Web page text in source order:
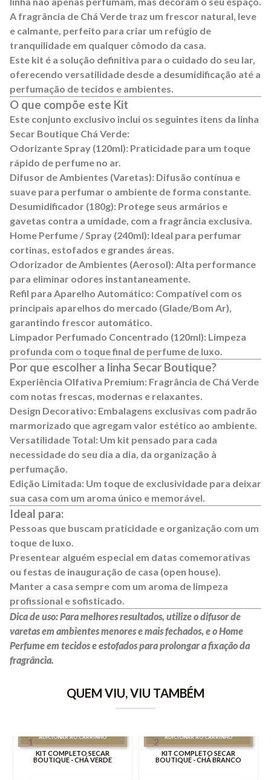
A fragrância de Chá Verde traz um frescor natural, leve
e calmante, perfeito para criar um refúgio de
tranquilidade em qualquer cômodo da casa.
Este kit é a solução definitiva para o cuidado do seu lar,
oferecendo versatilidade desde a desumidificação até a
perfumação de tecidos e ambientes.
O que compõe este Kit
Este conjunto exclusivo inclui os seguintes itens da linha
Secar Boutique Chá Verde:
Odorizante Spray (120ml): Praticidade para um toque
rápido de perfume no ar.
Difusor de Ambientes (Varetas): Difusão contínua e
suave para perfumar o ambiente de forma constante.
Desumidificador (180g): Protege seus armários e
gavetas contra a umidade, com a fragrância exclusiva.
Home Perfume / Spray (240ml): Ideal para perfumar
cortinas, estofados e grandes áreas.
Odorizador de Ambientes (Aerosol):Alta performance
para eliminar odores instantaneamente.
Refil para Aparelho Automático: Compatível com os
principais aparelhos do mercado (Glade/Bom Ar),
garantindo frescor automático.
Limpador Perfumado Concentrado (120ml): Limpeza
profunda com o toque final de perfume de luxo.
Por que escolher a linha Secar Boutique?
Experiência Olfativa Premium: Fragrância de Chá Verde
com notas frescas, modernas e relaxantes.
Design Decorativo: Embalagens exclusivas com padrão
marmorizado que agregam valor estético ao ambiente.
Versatilidade Total: Um kit pensado para cada
necessidade do seu dia a dia, da organização à
perfumação.
Edição Limitada: Um toque de exclusividade para deixar
sua casa com um aroma único e memorável.
Ideal para:
Pessoas que buscam praticidade e organização com um
toque de luxo.
Presentear alguém especial em datas comemorativas
ou festas de inauguração de casa (open house).
Manter a casa sempre com um aroma de limpeza
profissional e sofisticado.
Dica de uso: Para melhores resultados, utilize o difusor de
varetas em ambientes menores e mais fechados, e o Home
Perfume em tecidos e estofados para prolongar a fixação da
fragrância.
QUEM VIU, VIU TAMBÉM
ADICIONAR AO CARRINHO
KIT COMPLETO SECAR
BOUTIQUE - CHÁ VERDE
ADICIONAR AO CARRINHO
KIT COMPLETO SECAR
BOUTIQUE - CHÁ BRANCO